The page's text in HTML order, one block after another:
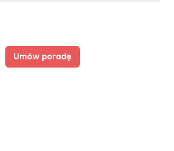
Umów poradę